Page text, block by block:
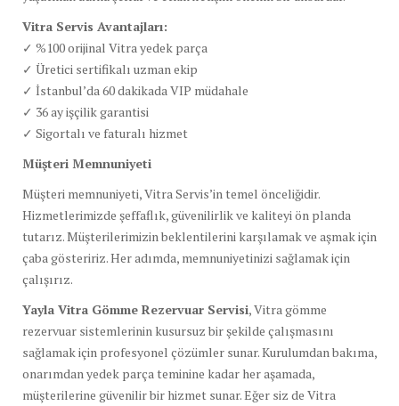
Vitra Servis Avantajları:
✓ %100 orijinal Vitra yedek parça
✓ Üretici sertifikalı uzman ekip
✓ İstanbul’da 60 dakikada VIP müdahale
✓ 36 ay işçilik garantisi
✓ Sigortalı ve faturalı hizmet
Müşteri Memnuniyeti
Müşteri memnuniyeti, Vitra Servis’in temel önceliğidir.
Hizmetlerimizde şeffaflık, güvenilirlik ve kaliteyi ön planda
tutarız. Müşterilerimizin beklentilerini karşılamak ve aşmak için
çaba gösteririz. Her adımda, memnuniyetinizi sağlamak için
çalışırız.
Yayla Vitra Gömme Rezervuar Servisi, Vitra gömme
rezervuar sistemlerinin kusursuz bir şekilde çalışmasını
sağlamak için profesyonel çözümler sunar. Kurulumdan bakıma,
onarımdan yedek parça teminine kadar her aşamada,
müşterilerine güvenilir bir hizmet sunar. Eğer siz de Vitra